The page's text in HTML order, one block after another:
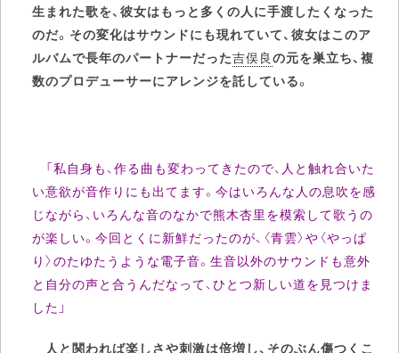
生まれた歌を、彼女はもっと多くの人に手渡したくなった
のだ。その変化はサウンドにも現れていて、彼女はこのア
ルバムで長年のパートナーだった吉俣良の元を巣立ち、複
数のプロデューサーにアレンジを託している。
「私自身も、作る曲も変わってきたので、人と触れ合いた
い意欲が音作りにも出てます。今はいろんな人の息吹を感
じながら、いろんな音のなかで熊木杏里を模索して歌うの
が楽しい。今回とくに新鮮だったのが、〈青雲〉や〈やっぱ
り〉のたゆたうような電子音。生音以外のサウンドも意外
と自分の声と合うんだなって、ひとつ新しい道を見つけま
した」
人と関われば楽しさや刺激は倍増し、そのぶん傷つくこ